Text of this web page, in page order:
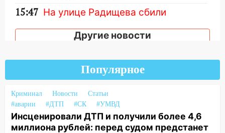
15:47 На улице Радищева сбили
15:15
Проводил до квартиры и ограбил:
рецидивистом
14:26 В Ульяновске ограничат движение
по улице Ефремова
14:23 67% ульяновцев готовы
передумать увольняться, если им
Другие новости
Популярное
Криминал Новости
Статьи
#аварии
#ДТП #СК #УМВД
Инсценировали ДТП и получили более 4,6
миллиона рублей: перед судом предстанет